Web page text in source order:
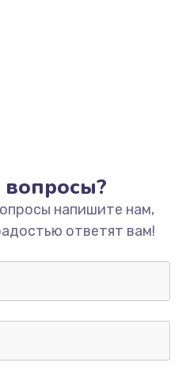
вопросы?
напишите нам,
ответят вам!